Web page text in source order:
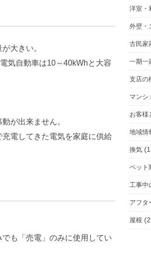
大きい。
気自動車は10～40kWhと大容
が出来ません。
電してきた電気を家庭に供給
も「売電」のみに使用してい
洋室・
外壁・
古民家
一期一
支店の
マンシ
お客様
地域情
換気
ペット
工事中
アフタ
屋根